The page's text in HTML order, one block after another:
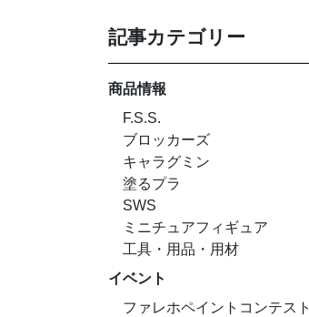
記事カテゴリー
商品情報
F.S.S.
ブロッカーズ
キャラグミン
塗るプラ
SWS
ミニチュアフィギュア
工具・用品・用材
イベント
ファレホペイントコンテスト